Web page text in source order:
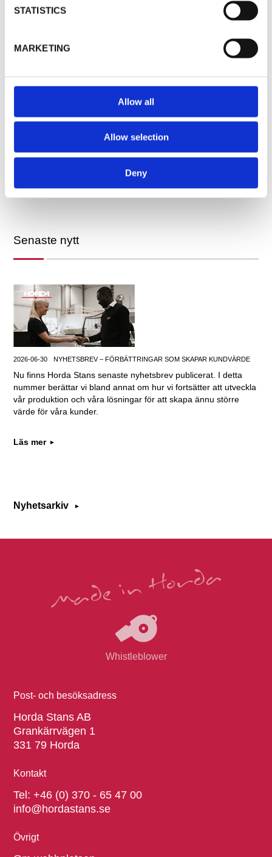
STATISTICS
MARKETING
Allow all
Allow selection
Deny
Materialsortiment
PRODUKTION
Vi producerar
Senaste nytt
2026-06-30 NYHETSBREV – FÖRBÄTTRINGAR SOM SKAPAR KUNDVÄRDE
Nu finns Horda Stans senaste nyhetsbrev publicerat. I detta
nummer berättar vi bland annat om hur vi fortsätter att utveckla
vår produktion och våra lösningar för att skapa ännu större
värde för våra kunder.
Läs mer
Nyhetsarkiv
Whistleblower
Post- och besöksadress
Horda Stans AB
Grankärrvägen 1
331 79 Horda
Kontakt
Tel:+46 (0) 370 - 65 47 00
info@hordastans.se
Övrigt